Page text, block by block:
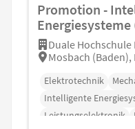
Promotion -
Duale
Mosbach
Elektrotechnik
Intelligente
Leistungselektronik